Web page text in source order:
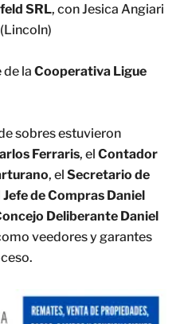
SRL, con Jesica Angiari
de laCooperativa Ligue
sobres estuvieron
Ferraris, elContador
, elSecretario de
Jefe de Compras Daniel
Deliberante Daniel
veedores y garantes